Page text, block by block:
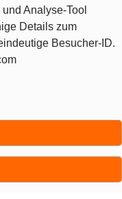
Analyse-Tool
Details zum
Besucher-ID.